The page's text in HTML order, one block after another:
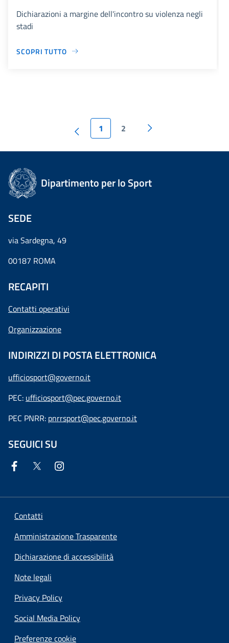
Dichiarazioni a margine dell'incontro su violenza negli
stadi
SCOPRI TUTTO
1 2
Dipartimento per lo Sport
SEDE
via Sardegna, 49
00187 ROMA
RECAPITI
Contatti operativi
Organizzazione
INDIRIZZI DI POSTA ELETTRONICA
ufficiosport@governo.it
PEC: ufficiosport@pec.governo.it
PEC PNRR: pnrrsport@pec.governo.it
SEGUICI SU
Contatti
Amministrazione Trasparente
Dichiarazione di accessibilità
Note legali
Privacy Policy
Social Media Policy
Preferenze cookie